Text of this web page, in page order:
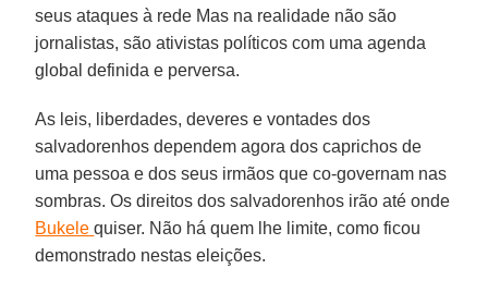
seus ataques à rede Mas na realidade não são
jornalistas, são ativistas políticos com uma agenda
global definida e perversa.
As leis, liberdades, deveres e vontades dos
salvadorenhos dependem agora dos caprichos de
uma pessoa e dos seus irmãos que co-governam nas
sombras. Os direitos dos salvadorenhos irão até onde
Bukelequiser. Não há quem lhe limite, como ficou
demonstrado nestas eleições.